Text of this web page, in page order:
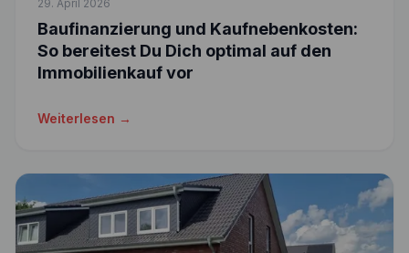
29. April 2026
Baufinanzierung und Kaufnebenkosten:
So bereitest Du Dich optimal auf den
Immobilienkauf vor
Weiterlesen →